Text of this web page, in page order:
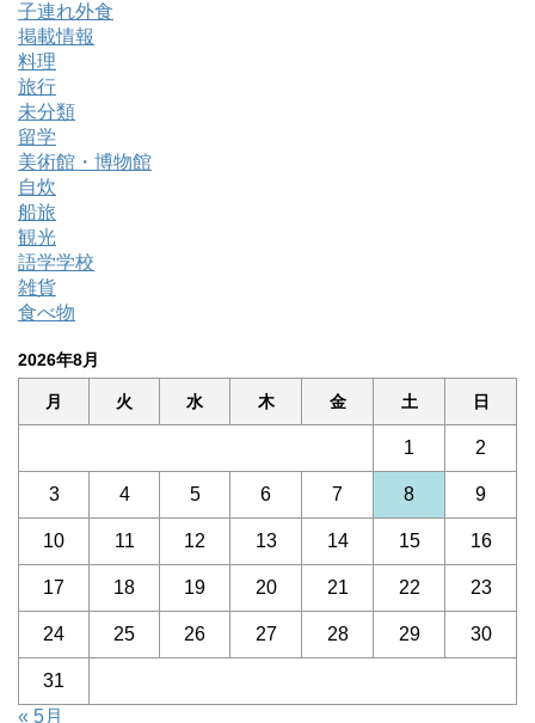
子連れ外食
掲載情報
料理
旅行
未分類
留学
美術館・博物館
自炊
船旅
観光
語学学校
雑貨
食べ物
2026年8月
月 火 水 木 金 土 日
1 2
3 4 5 6 7 8 9
10 11 12 13 14 15 16
17 18 19 20 21 22 23
24 25 26 27 28 29 30
31
« 5月